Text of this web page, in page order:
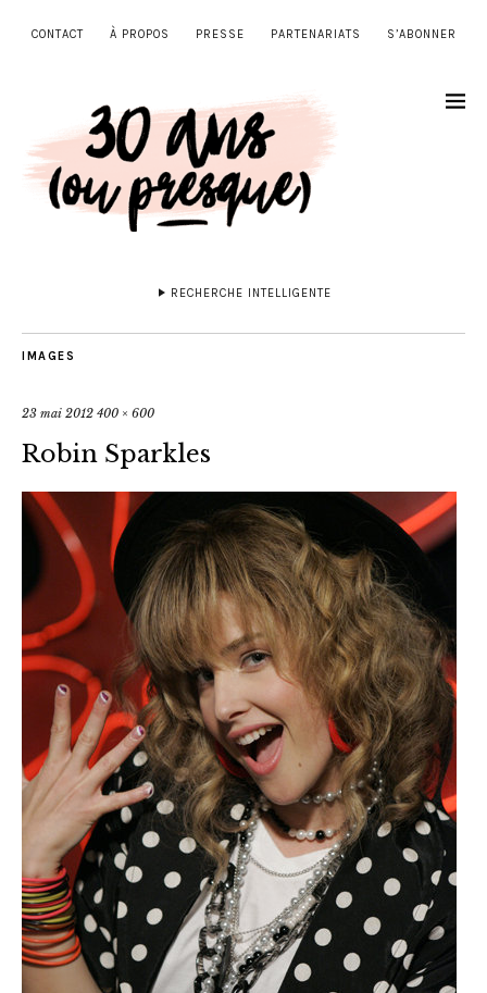
CONTACT À PROPOS PRESSE PARTENARIATS S’ABONNER
RECHERCHE INTELLIGENTE
IMAGES
23 mai 2012 400 × 600
Robin Sparkles